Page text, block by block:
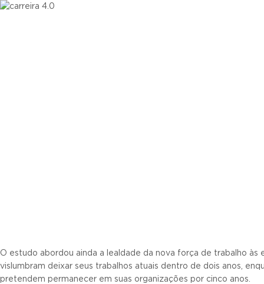
O estudo abordou ainda a lealdade da nova força de trabalho às
vislumbram deixar seus trabalhos atuais dentro de dois anos,
pretendem permanecer em suas organizações por cinco anos.